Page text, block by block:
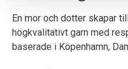
En mor och dotter skapar
högkvalitativt garn med
baserade i Köpenhamn,